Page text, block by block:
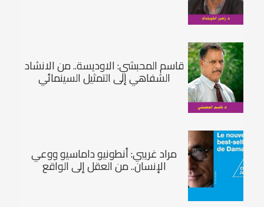
قاسم المحبشي: الاوديسة.. من الانشاد
الشفاهي إلى التمثيل السينمائي
مراد غريبي: أنطونيو داماسيو ووعي
الإنسان.. من العقل إلى الواقع